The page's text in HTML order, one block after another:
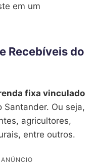
em um
Recebíveis do
fixa vinculado
Santander. Ou seja,
agricultores,
entre outros.